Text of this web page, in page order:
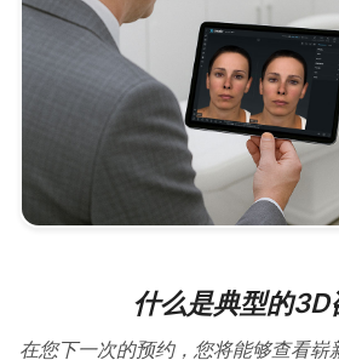
什么是典型的3D
在您下一次的预约，您将能够查看崭